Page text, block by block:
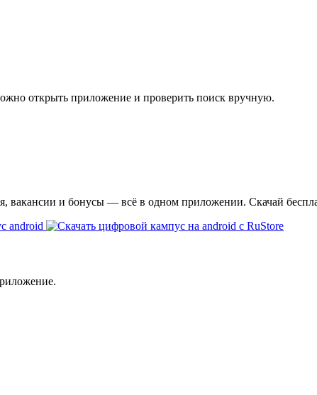
открыть приложение и проверить поиск вручную.
вакансии и бонусы — всё в одном приложении. Скачай